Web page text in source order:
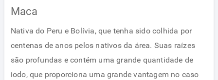
Maca
Nativa do Peru e Bolívia, que tenha sido colhida por
centenas de anos pelos nativos da área. Suas raízes
são profundas e contém uma grande quantidade de
iodo, que proporciona uma grande vantagem no caso